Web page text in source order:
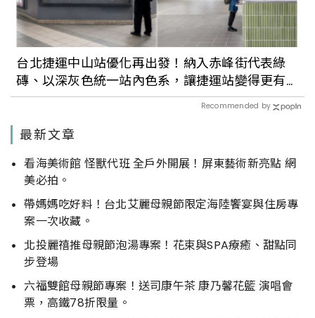
台北捷運中山站優化再出發！納入赤峰街代表綠
磚、以深灰色統一站內色系，讓捷運站變得更有
質感
Recommended by
最新文章
看海美術館 怪獸代班 全戶外開展！屏東藝術新亮點 網
美必拍。
帶媽媽吃好料！台北艾麗母親節限定海陸饗宴與住房專
案一次收藏。
北投麗禧推母親節泡湯專案！花束與SPA療癒、甜點同
步登場
六福雙館母親節專案！送司康午茶 康乃馨花籃 演唱會
票，高鐵78折限量。